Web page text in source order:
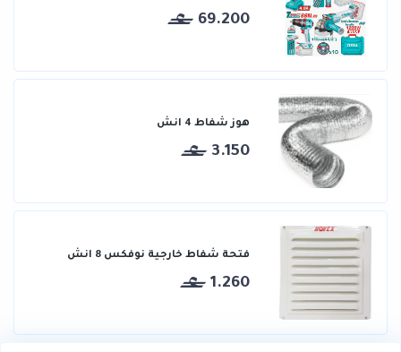
69.200
هوز شفاط 4 انش
3.150
فتحة شفاط خارجية نوفكس 8 انش
1.260